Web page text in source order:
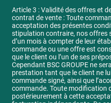
Article 3 : Validité des offres et
contrat de vente : Toute
acceptation des présentes
stipulation contraire, nos offres
d’un mois à compter de leur
commande ou une offre est
que le client ou l’un de ses
Cependant BSC GROUPE ne
prestation tant que le client ne
commande signé, ainsi que
commande. Toute modification
postérieurement à cette